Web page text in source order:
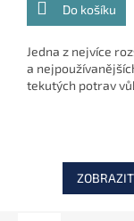
Do košíku
Jedna z nejvíce
a
tekutých potrav